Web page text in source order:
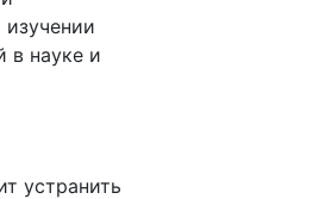
в науке и
устранить